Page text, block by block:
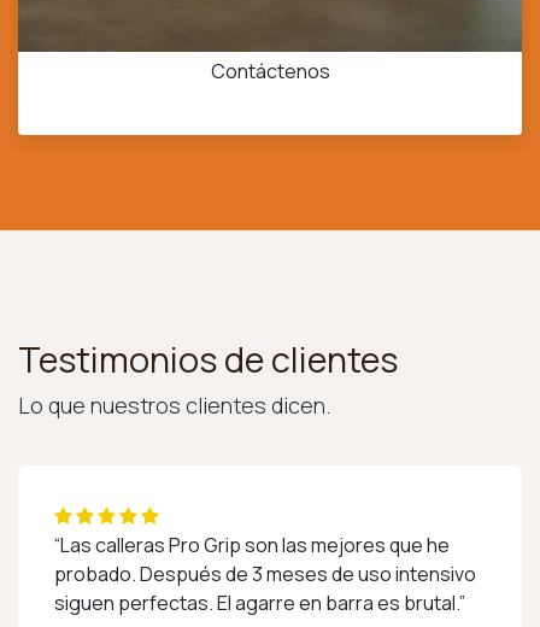
Contáctenos
Testimonios de clientes
Lo que nuestros clientes dicen.
“Las calleras Pro Grip son las mejores que he
probado. Después de 3 meses de uso intensivo
siguen perfectas. El agarre en barra es brutal.”